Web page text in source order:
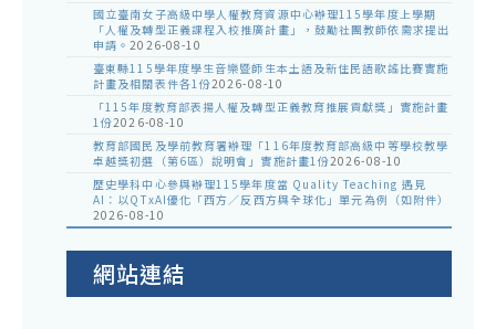
國立臺南女子高級中學人權教育資源中心辦理115學年度上學期
「人權及轉型正義課程入校推廣計畫」，鼓勵社團教師依需求提出
申請。2026-08-10
臺東縣115學年度學生音樂暨師生本土語及新住民語歌謠比賽實施
計畫及相關表件各1份2026-08-10
「115年度教育部表揚人權及轉型正義教育推展貢獻獎」實施計畫
1份2026-08-10
教育部國民及學前教育署辦理「116年度教育部高級中等學校教學
卓越獎初選（第6區）說明會」實施計畫1份2026-08-10
歷史學科中心參與辦理115學年度當 Quality Teaching 遇見
AI：以QTxAI優化「西方／反西方與全球化」單元為例（如附件）
2026-08-10
網站連結